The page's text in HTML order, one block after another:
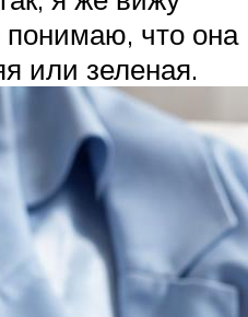
понимаю, что она
или зеленая.